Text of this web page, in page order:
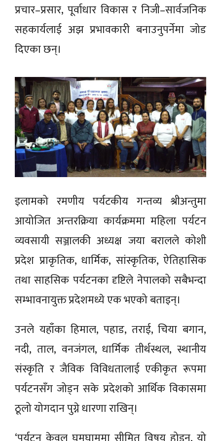
प्रचार–प्रसार, पूर्वाधार विकास र निजी–सार्वजनिक
सहकार्यलाई अझ प्रभावकारी बनाउनुपर्नेमा जोड
दिएका छन्।
इलामको रमणीय पर्यटकीय गन्तव्य श्रीअन्तुमा
आयोजित अन्तरक्रिया कार्यक्रममा महिला पर्यटन
व्यवसायी सञ्जालकी अध्यक्ष जया बरालले कोशी
प्रदेश प्राकृतिक, धार्मिक, सांस्कृतिक, ऐतिहासिक
तथा साहसिक पर्यटनका दृष्टिले नेपालको सबैभन्दा
सम्भावनायुक्त प्रदेशमध्ये एक भएको बताइन्।
उनले यहाँका हिमाल, पहाड, तराई, चिया बगान,
नदी, ताल, वनजंगल, धार्मिक तीर्थस्थल, स्थानीय
संस्कृति र जैविक विविधतालाई एकीकृत रूपमा
पर्यटनसँग जोड्न सके प्रदेशको आर्थिक विकासमा
ठूलो योगदान पुग्ने धारणा राखिन्।